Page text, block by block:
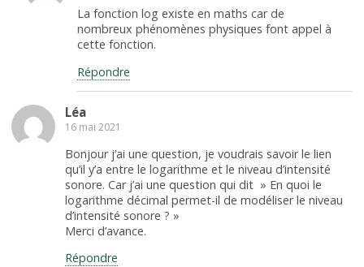
La fonction log existe en maths car de
nombreux phénomènes physiques font appel à
cette fonction.
Répondre
Léa
16 mai 2021
Bonjour j’ai une question, je voudrais savoir le lien
qu’il y’a entre le logarithme et le niveau d’intensité
sonore. Car j’ai une question qui dit » En quoi le
logarithme décimal permet-il de modéliser le niveau
d’intensité sonore ? »
Merci d’avance.
Répondre